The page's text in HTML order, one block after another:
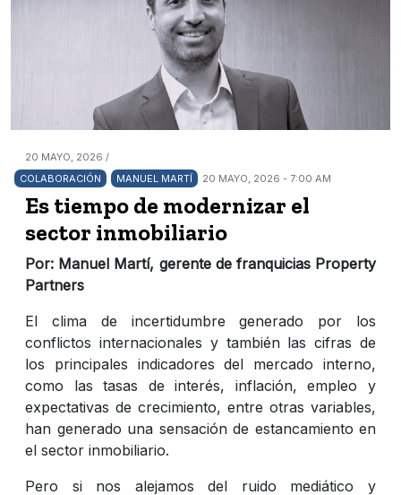
20 MAYO, 2026 /
COLABORACIÓN
MANUEL MARTÍ 20 MAYO, 2026 - 7:00 AM
Es tiempo de modernizar el
sector inmobiliario
Por: Manuel Martí, gerente de franquicias Property
Partners
El clima de incertidumbre generado por los
conflictos internacionales y también las cifras de
los principales indicadores del mercado interno,
como las tasas de interés, inflación, empleo y
expectativas de crecimiento, entre otras variables,
han generado una sensación de estancamiento en
el sector inmobiliario.
Pero si nos alejamos del ruido mediático y